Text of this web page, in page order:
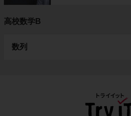
高校数学B
数列